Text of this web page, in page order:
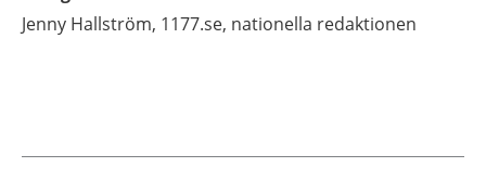
Jenny Hallström, 1177.se, nationella redaktionen